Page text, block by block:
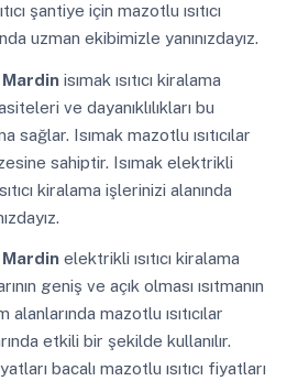
şantiye için mazotlu ısıtıcı
uzman ekibimizle yanınızdayız.
Mardinisımak ısıtıcı kiralama
ve dayanıklılıkları bu
sağlar. Isımak mazotlu ısıtıcılar
sahiptir. Isımak elektrikli
kiralama işlerinizi alanında
Mardinelektrikli ısıtıcı kiralama
geniş ve açık olması ısıtmanın
alanlarında mazotlu ısıtıcılar
etkili bir şekilde kullanılır.
bacalı mazotlu ısıtıcı fiyatları